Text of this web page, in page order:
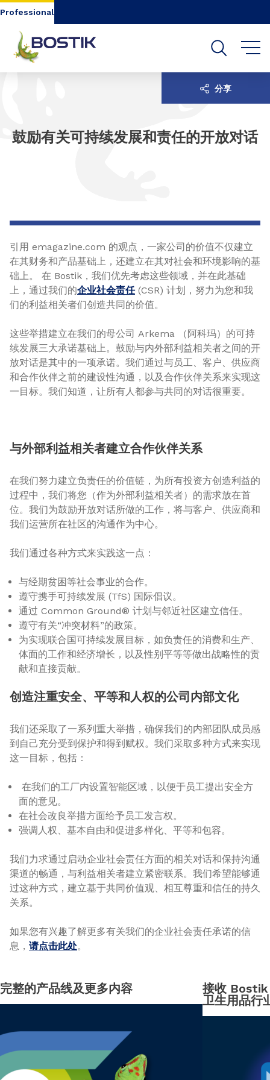
Go to content
Professional
鼓励有关可持续发展和责任的开放对话
分享
引用 emagazine.com 的观点，一家公司的价值不仅建立
在其财务和产品基础上，还建立在其对社会和环境影响的基
础上。 在 Bostik，我们优先考虑这些领域，并在此基础
上，通过我们的企业社会责任(CSR) 计划，努力为您和我
们的利益相关者们创造共同的价值。
这些举措建立在我们的母公司 Arkema （阿科玛）的可持
续发展三大承诺基础上。鼓励与内外部利益相关者之间的开
放对话是其中的一项承诺。我们通过与员工、客户、供应商
和合作伙伴之前的建设性沟通，以及合作伙伴关系来实现这
一目标。我们知道，让所有人都参与共同的对话很重要。
与外部利益相关者建立合作伙伴关系
在我们努力建立负责任的价值链，为所有投资方创造利益的
过程中，我们将您（作为外部利益相关者）的需求放在首
位。我们为鼓励开放对话所做的工作，将与客户、供应商和
我们运营所在社区的沟通作为中心。
我们通过各种方式来实践这一点：
与经期贫困等社会事业的合作。
遵守携手可持续发展 (TfS) 国际倡议。
通过 Common Ground® 计划与邻近社区建立信任。
遵守有关“冲突材料”的政策。
为实现联合国可持续发展目标，如负责任的消费和生产、
体面的工作和经济增长，以及性别平等等做出战略性的贡
献和直接贡献。
创造注重安全、平等和人权的公司内部文化
我们还采取了一系列重大举措，确保我们的内部团队成员感
到自己充分受到保护和得到赋权。我们采取多种方式来实现
这一目标，包括：
在我们的工厂内设置智能区域，以便于员工提出安全方
面的意见。
在社会改良举措方面给予员工发言权。
强调人权、基本自由和促进多样化、平等和包容。
我们力求通过启动企业社会责任方面的相关对话和保持沟通
渠道的畅通，与利益相关者建立紧密联系。我们希望能够通
过这种方式，建立基于共同价值观、相互尊重和信任的持久
关系。
如果您有兴趣了解更多有关我们的企业社会责任承诺的信
息， 请点击此处。
完整的产品线及更多内容
接收 Bostik
卫生用品行